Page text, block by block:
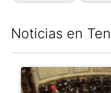
Noticias en
Un artículo de